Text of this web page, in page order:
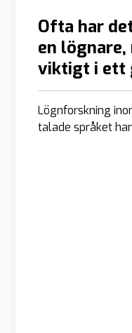
Ofta har
en
viktigt i ett
Lögnforskning
talade språket